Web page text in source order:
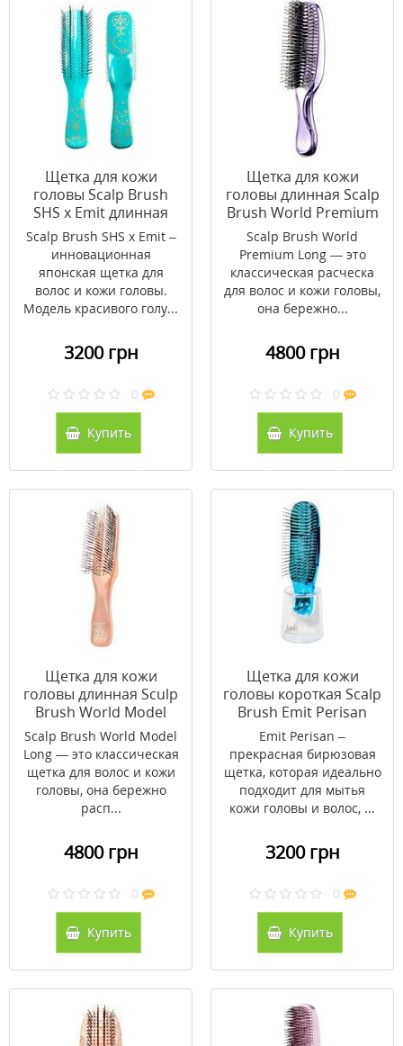
Щетка для кожи
головы Scalp Brush
SHS x Emit длинная
(голубая)
Scalp Brush SHS x Emit –
инновационная
японская щетка для
волос и кожи головы.
Модель красивого голу...
3200 грн
0
Купить
Щетка для кожи
головы длинная Scalp
Brush World Premium
Long фиолетовая (без
упаковки)
Scalp Brush World
Premium Long — это
классическая расческа
для волос и кожи головы,
она бережно...
4800 грн
0
Купить
Щетка для кожи
головы длинная Sculp
Brush World Model
Розовое золото (без
упаковки)
Scalp Brush World Model
Long — это классическая
щетка для волос и кожи
головы, она бережно
расп...
4800 грн
0
Купить
Щетка для кожи
головы короткая Scalp
Brush Emit Perisan
(голубая)
Emit Perisan –
прекрасная бирюзовая
щетка, которая идеально
подходит для мытья
кожи головы и волос, ...
3200 грн
0
Купить